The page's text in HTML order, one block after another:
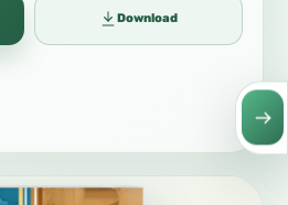
Download